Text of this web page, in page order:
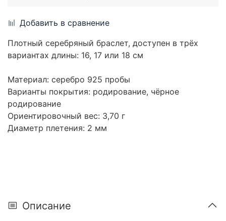
Добавить в сравнение
Плотный серебряный браслет, доступен в трёх
вариантах длины: 16, 17 или 18 см
Материал: серебро 925 пробы
Варианты покрытия: родирование, чёрное
родирование
Ориентировочный вес: 3,70 г
Диаметр плетения: 2 мм
Описание